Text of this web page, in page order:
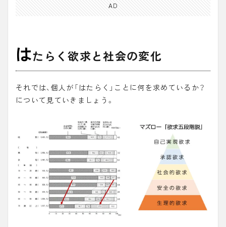
AD
はたらく欲求と社会の変化
それでは、個人が「はたらく」ことに何を求めているか？
について見ていきましょう。